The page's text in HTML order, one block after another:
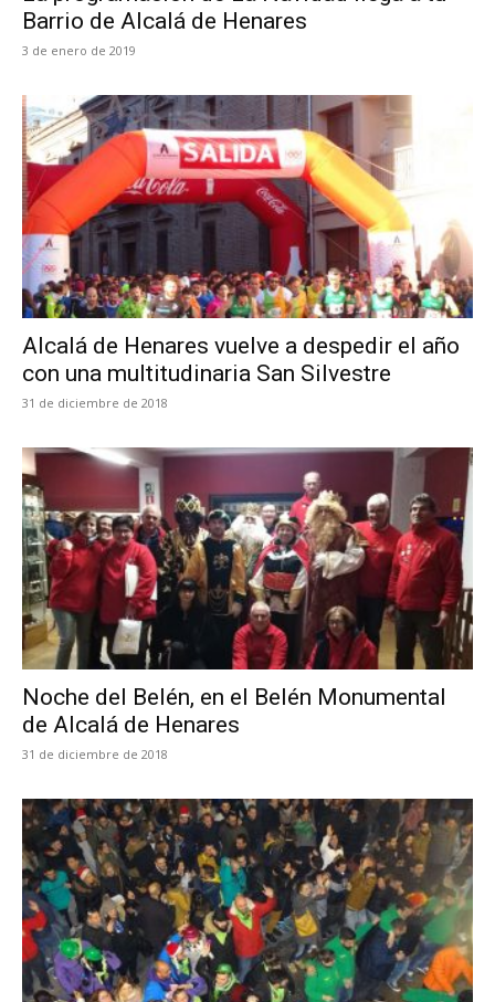
Barrio de Alcalá de Henares
3 de enero de 2019
Alcalá de Henares vuelve a despedir el año
con una multitudinaria San Silvestre
31 de diciembre de 2018
Noche del Belén, en el Belén Monumental
de Alcalá de Henares
31 de diciembre de 2018